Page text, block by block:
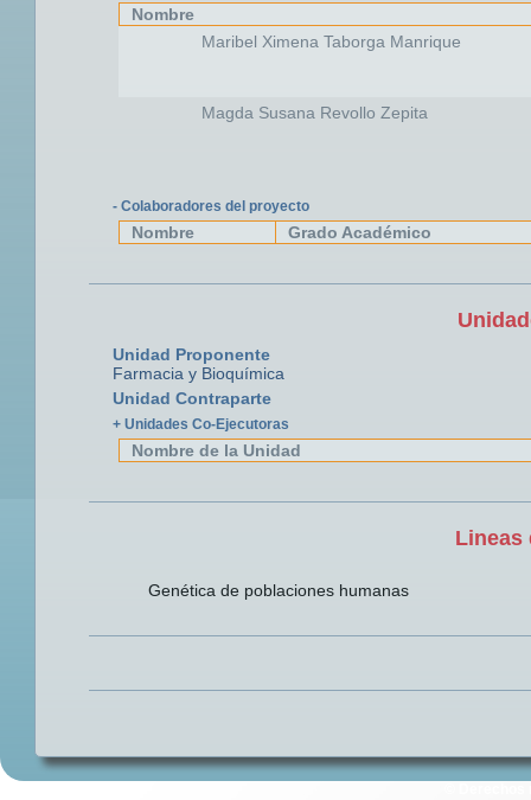
Nombre
Maribel Ximena Taborga Manrique
Magda Susana Revollo Zepita
- Colaboradores del proyecto
Nombre Grado Académico
Unidad Proponente
Farmacia y Bioquímica
Unidad Contraparte
+ Unidades Co-Ejecutoras
Nombre de la Unidad
Lineas
Genética de poblaciones humanas